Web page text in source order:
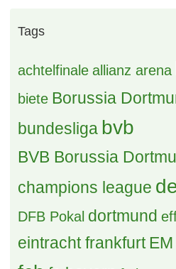
35 Antworten, 881 Zugriffe, Vor 6
Tags
achtelfinale
Borussia
bundesliga bvb
BVB Borussia